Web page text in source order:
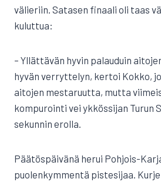
välieriin. Satasen finaali oli taas
kuluttua:
– Yllättävän hyvin palauduin
hyvän verryttelyn, kertoi Kokko,
aitojen mestaruutta, mutta
kompurointi vei ykkössijan Turun
sekunnin erolla.
Päätöspäivänä herui Pohjois-
puolenkymmentä pistesijaa.